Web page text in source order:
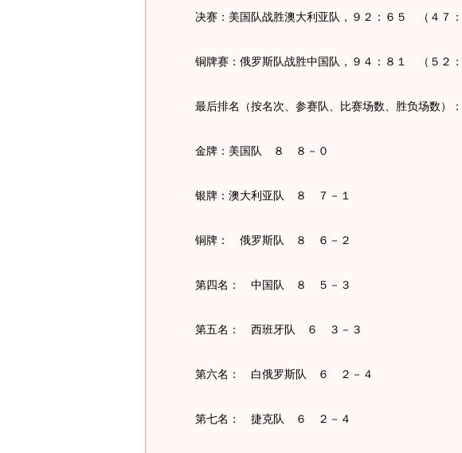
决赛：美国队战胜澳大利亚队，９２：６５ （４７：
铜牌赛：俄罗斯队战胜中国队，９４：８１ （５２：
最后排名（按名次、参赛队、比赛场数、胜负场数）：
金牌：美国队 ８ ８－０
银牌：澳大利亚队 ８ ７－１
铜牌： 俄罗斯队 ８ ６－２
第四名： 中国队 ８ ５－３
第五名： 西班牙队 ６ ３－３
第六名： 白俄罗斯队 ６ ２－４
第七名： 捷克队 ６ ２－４